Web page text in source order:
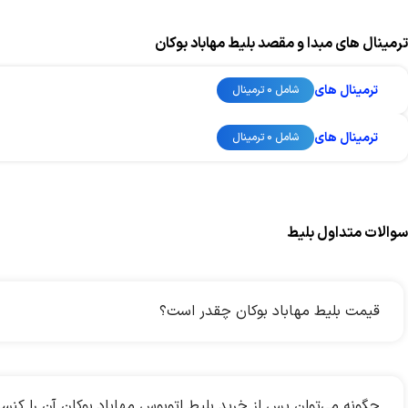
ترمینال های مبدا و مقصد بلیط مهاباد بوکان
ترمینال های شامل 0 ترمینال
ترمینال های شامل 0 ترمینال
سوالات متداول بلیط
قیمت بلیط مهاباد بوکان چقدر است؟